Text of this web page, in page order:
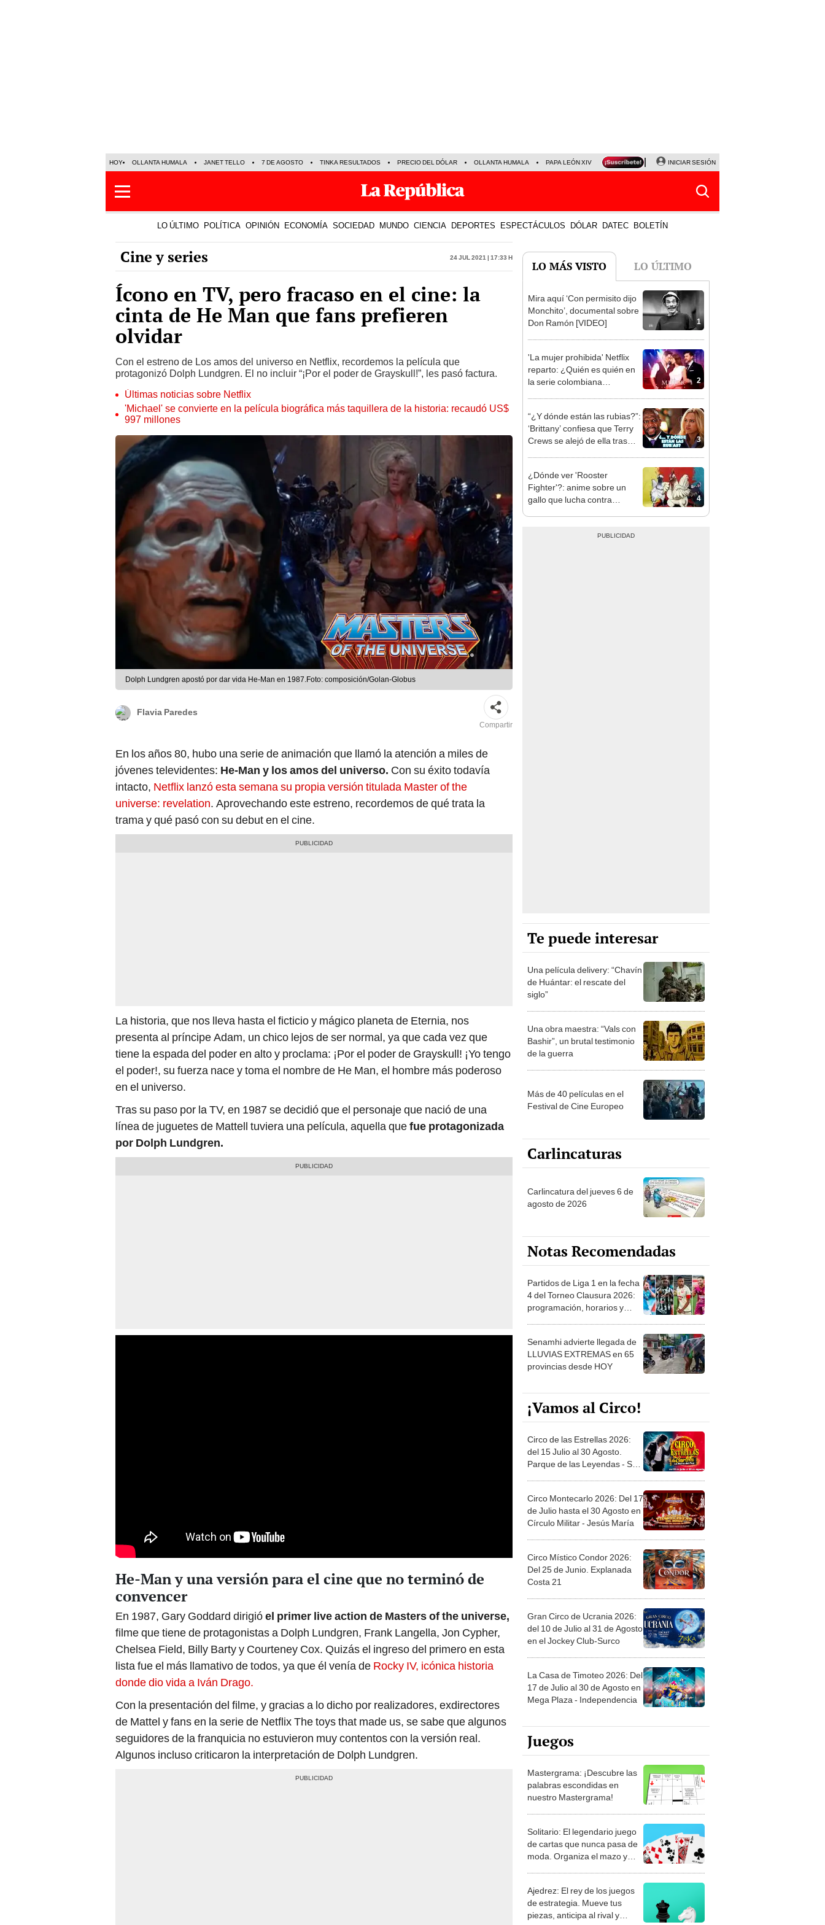
HOY OLLANTA HUMALA JANET TELLO 7 DE AGOSTO TINKA RESULTADOS PRECIO DEL DÓLAR OLLANTA HUMALA PAPA LEÓN XIV NALDY SALDAÑA LA BELLA LUZ
INICIAR SESIÓN
LO ÚLTIMO POLÍTICA OPINIÓN ECONOMÍA SOCIEDAD MUNDO CIENCIA DEPORTES ESPECTÁCULOS DÓLAR DATEC BOLETÍN
Cine y series 24 Jul 2021 | 17:33 h
Ícono en TV, pero fracaso en el cine: la
cinta de He Man que fans prefieren
olvidar
Con el estreno de Los amos del universo en Netflix, recordemos la película que
protagonizó Dolph Lundgren. El no incluir “¡Por el poder de Grayskull!”, les pasó factura.
Últimas noticias sobre Netflix
'Michael' se convierte en la película biográfica más taquillera de la historia: recaudó US$
997 millones
Dolph Lundgren apostó por dar vida He-Man en 1987.Foto: composición/Golan-Globus
Flavia Paredes
Compartir
En los años 80, hubo una serie de animación que llamó la atención a miles de
jóvenes televidentes: He-Man y los amos del universo. Con su éxito todavía
intacto, Netflix lanzó esta semana su propia versión titulada Master of the
universe: revelation. Aprovechando este estreno, recordemos de qué trata la
trama y qué pasó con su debut en el cine.
La historia, que nos lleva hasta el ficticio y mágico planeta de Eternia, nos
presenta al príncipe Adam, un chico lejos de ser normal, ya que cada vez que
tiene la espada del poder en alto y proclama: ¡Por el poder de Grayskull! ¡Yo tengo
el poder!, su fuerza nace y toma el nombre de He Man, el hombre más poderoso
en el universo.
Tras su paso por la TV, en 1987 se decidió que el personaje que nació de una
línea de juguetes de Mattell tuviera una película, aquella quefue protagonizada
por Dolph Lundgren.
He-Man y una versión para el cine que no terminó de
convencer
En 1987, Gary Goddard dirigióel primer live action de Masters of the universe,
filme que tiene de protagonistas a Dolph Lundgren, Frank Langella, Jon Cypher,
Chelsea Field, Billy Barty y Courteney Cox. Quizás el ingreso del primero en esta
lista fue el más llamativo de todos, ya que él venía de Rocky IV, icónica historia
donde dio vida a Iván Drago.
Con la presentación del filme, y gracias a lo dicho por realizadores, exdirectores
de Mattel y fans en la serie de Netflix The toys that made us, se sabe que algunos
seguidores de la franquicia no estuvieron muy contentos con la versión real.
Algunos incluso criticaron la interpretación de Dolph Lundgren.
LO MÁS VISTO LO ÚLTIMO
1
Mira aquí ‘Con permisito dijo
Monchito’, documental sobre
Don Ramón [VIDEO]
2
'La mujer prohibida' Netflix
reparto: ¿Quién es quién en
la serie colombiana
3
“¿Y dónde están las rubias?”:
‘Brittany’ confiesa que Terry
Crews se alejó de ella tras
4
¿Dónde ver 'Rooster
Fighter'?: anime sobre un
gallo que lucha contra
Te puede interesar
Una película delivery: “Chavín
de Huántar: el rescate del
siglo”
Una obra maestra: “Vals con
Bashir”, un brutal testimonio
de la guerra
Más de 40 películas en el
Festival de Cine Europeo
Carlincaturas
Carlincatura del jueves 6 de
agosto de 2026
Notas Recomendadas
Partidos de Liga 1 en la fecha
4 del Torneo Clausura 2026:
programación, horarios y
Senamhi advierte llegada de
LLUVIAS EXTREMAS en 65
provincias desde HOY
¡Vamos al Circo!
Circo de las Estrellas 2026:
del 15 Julio al 30 Agosto.
Parque de las Leyendas - San
Circo Montecarlo 2026: Del 17
de Julio hasta el 30 Agosto en
Círculo Militar - Jesús María
Circo Místico Condor 2026:
Del 25 de Junio. Explanada
Costa 21
Gran Circo de Ucrania 2026:
del 10 de Julio al 31 de Agosto
en el Jockey Club-Surco
La Casa de Timoteo 2026: Del
17 de Julio al 30 de Agosto en
Mega Plaza - Independencia
Juegos
Mastergrama: ¡Descubre las
palabras escondidas en
nuestro Mastergrama!
Solitario: El legendario juego
de cartas que nunca pasa de
moda. Organiza el mazo y
Ajedrez: El rey de los juegos
de estrategia. Mueve tus
piezas, anticipa al rival y